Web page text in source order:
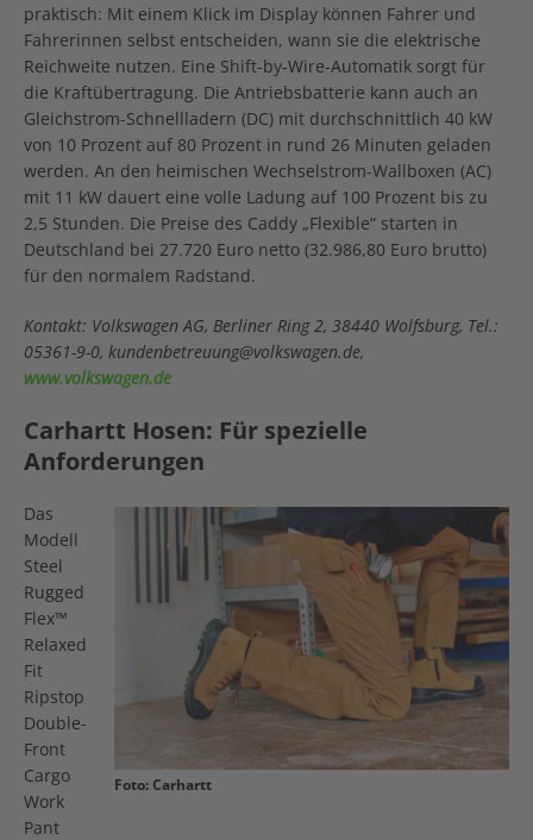
praktisch: Mit einem Klick im Display können Fahrer und
Fahrerinnen selbst entscheiden, wann sie die elektrische
Reichweite nutzen. Eine Shift-by-Wire-Automatik sorgt für
die Kraftübertragung. Die Antriebsbatterie kann auch an
Gleichstrom-Schnellladern (DC) mit durchschnittlich 40 kW
von 10 Prozent auf 80 Prozent in rund 26 Minuten geladen
werden. An den heimischen Wechselstrom-Wallboxen (AC)
mit 11 kW dauert eine volle Ladung auf 100 Prozent bis zu
2,5 Stunden. Die Preise des Caddy „Flexible“ starten in
Deutschland bei 27.720 Euro netto (32.986,80 Euro brutto)
für den normalem Radstand.
Kontakt: Volkswagen AG, Berliner Ring 2, 38440 Wolfsburg, Tel.:
05361-9-0, kundenbetreuung@volkswagen.de,
www.volkswagen.de
Carhartt Hosen: Für spezielle
Anforderungen
Foto: Carhartt
Das
Modell
Steel
Rugged
Flex™
Relaxed
Fit
Ripstop
Double-
Front
Cargo
Work
Pant